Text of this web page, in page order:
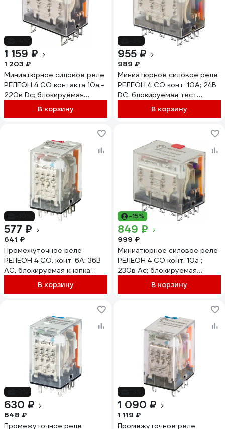
1 159 ₽
1 203 ₽
Миниатюрное силовое реле
РЕЛЕОН 4 CO контакта 10а;=
220в Dc; блокируемая
кнопка проверки,
RP534922005
В корзину
955 ₽
989 ₽
Миниатюрное силовое реле
РЕЛЕОН 4 CO конт. 10А; 24В
DC; блокируемая тест
кнопка + светодиод;
RP534902405
В корзину
577 ₽
641 ₽
Промежуточное реле
РЕЛЕОН 4 CO, конт. 6А; 36В
AC, блокируемая кнопка
проверки + LED
RP434803605
В корзину
-15%
849 ₽
999 ₽
Миниатюрное силовое реле
РЕЛЕОН 4 CO конт. 10а ;
230в Ac; блокируемая
кнопка проверк,
RP534823005
В корзину
630 ₽
648 ₽
Промежуточное реле
1 090 ₽
1 119 ₽
Промежуточное реле